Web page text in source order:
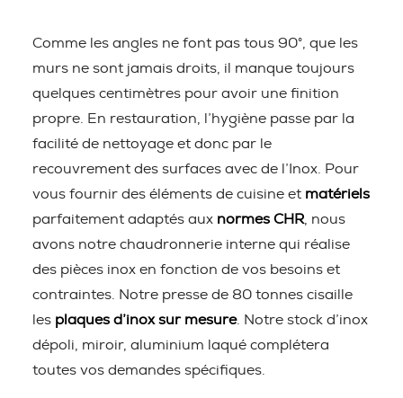
Comme les angles ne font pas tous 90°, que les
murs ne sont jamais droits, il manque toujours
quelques centimètres pour avoir une finition
propre. En restauration, l’hygiène passe par la
facilité de nettoyage et donc par le
recouvrement des surfaces avec de l’Inox. Pour
vous fournir des éléments de cuisine et matériels
parfaitement adaptés aux normes CHR , nous
avons notre chaudronnerie interne qui réalise
des pièces inox en fonction de vos besoins et
contraintes. Notre presse de 80 tonnes cisaille
les plaques d’inox sur mesure. Notre stock d’inox
dépoli, miroir, aluminium laqué complétera
toutes vos demandes spécifiques.